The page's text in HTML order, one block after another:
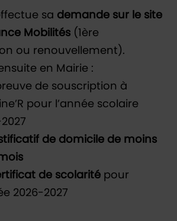
sa demande sur le site
Mobilités (1ère
ou renouvellement).
en Mairie :
de souscription à
pour l’année scolaire
de domicile de moins
de scolarité pour
2026-2027